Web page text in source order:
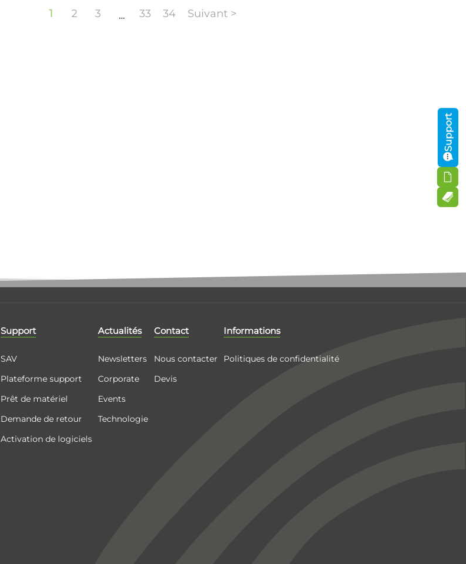
1 2 3 … 33 34 Suivant >
Support
Support
SAV
Plateforme support
Prêt de matériel
Demande de retour
Activation de logiciels
Actualités
Newsletters
Corporate
Events
Technologie
Contact
Nous contacter
Devis
Informations
Politiques de confidentialité